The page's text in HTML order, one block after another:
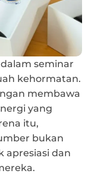
seminar
kehormatan.
membawa
yang
itu,
bukan
apresiasi dan